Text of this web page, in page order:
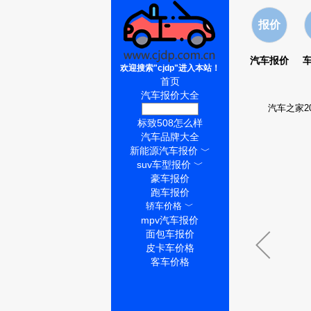
报价
汽车报价
汽车之家
欢迎搜索"cjdp"进入本站！
首页
汽车报价大全
标致508怎么样
汽车品牌大全
新能源汽车报价﹀
suv车型报价﹀
豪车报价
跑车报价
轿车价格 ﹀
mpv汽车报价
面包车报价
皮卡车价格
客车价格